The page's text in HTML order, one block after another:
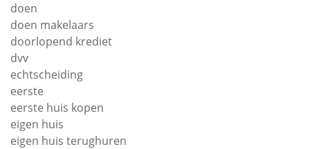
doen
doen makelaars
doorlopend krediet
dvv
echtscheiding
eerste
eerste huis kopen
eigen huis
eigen huis terughuren